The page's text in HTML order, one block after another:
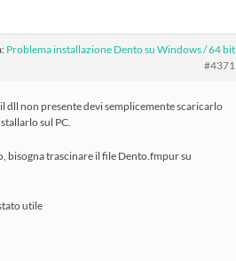
Problema installazione Dento su Windows / 64 bit
#4371
dll non presente devi semplicemente scaricarlo
sul PC.
bisogna trascinare il file Dento.fmpur su
utile